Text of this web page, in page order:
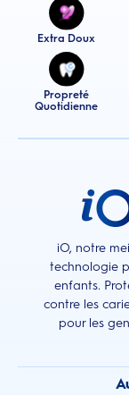
Extra Doux
Propreté
Quotidienne
iO, notre
technologie
enfants.
contre les
pour les